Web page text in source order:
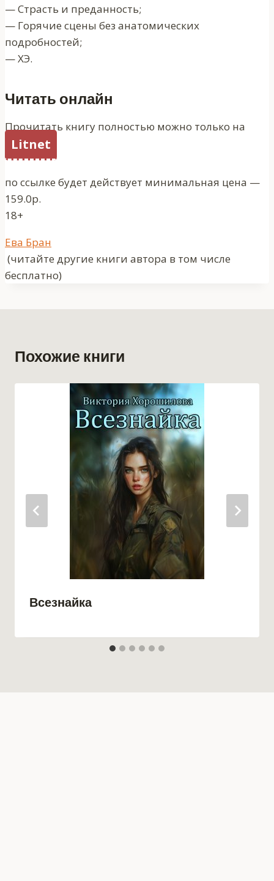
— Страсть и преданность;
— Горячие сцены без анатомических
подробностей;
— ХЭ.
Читать онлайн
Прочитать книгу полностью можно только на
Litnet
по ссылке будет действует минимальная цена —
159.0р.
18+
Метки
записи:
Ева Бран
(читайте другие книги автора в том числе
бесплатно)
Похожие книги
Всезнайка